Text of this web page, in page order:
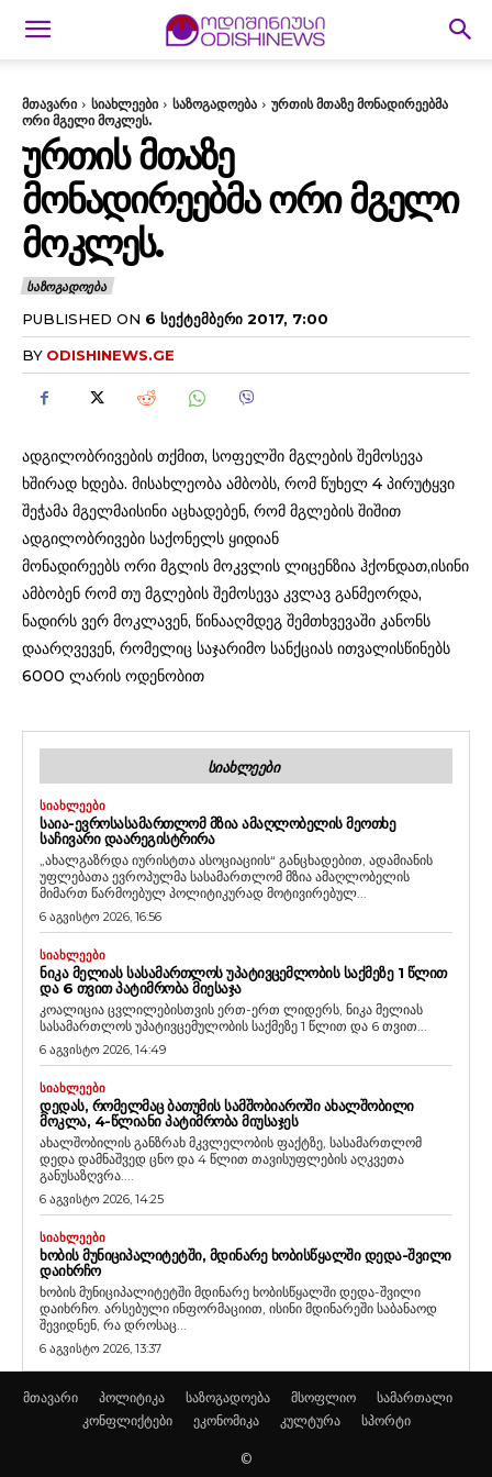
მთავარი სიახლეები საზოგადოება
ურთის მთაზე მონადირეებმა
ორი მგელი მოკლეს.
ᲣᲠᲗᲘᲡ ᲛᲗᲐᲖᲔ
ᲛᲝᲜᲐᲓᲘᲠᲔᲔᲑᲛᲐ ᲝᲠᲘ ᲛᲒᲔᲚᲘ
ᲛᲝᲙᲚᲔᲡ.
ᲡᲐᲖᲝᲒᲐᲓᲝᲔᲑᲐ
PUBLISHED ON 6 ᲡᲔᲥᲢᲔᲛᲑᲔᲠᲘ 2017, 7:00
BY ODISHINEWS.GE
ადგილობრივების თქმით, სოფელში მგლების შემოსევა
ხშირად ხდება. მისახლეობა ამბობს, რომ წუხელ 4 პირუტყვი
შეჭამა მგელმაისინი აცხადებენ, რომ მგლების შიშით
ადგილობრივები საქონელს ყიდიან
მონადირეებს ორი მგლის მოკვლის ლიცენზია ჰქონდათ,ისინი
ამბობენ რომ თუ მგლების შემოსევა კვლავ განმეორდა,
ნადირს ვერ მოკლავენ, წინააღმდეგ შემთხვევაში კანონს
დაარღვევენ, რომელიც საჯარიმო სანქციას ითვალისწინებს
6000 ლარის ოდენობით
ᲡᲘᲐᲮᲚᲔᲔᲑᲘ
ᲡᲘᲐᲮᲚᲔᲔᲑᲘ
ᲡᲐᲘᲐ-ᲔᲕᲠᲝᲡᲐᲡᲐᲛᲐᲠᲗᲚᲝᲛ ᲛᲖᲘᲐ ᲐᲛᲐᲦᲚᲝᲑᲔᲚᲘᲡ ᲛᲔᲝᲗᲮᲔ
ᲡᲐᲩᲘᲕᲐᲠᲘ ᲓᲐᲐᲠᲔᲒᲘᲡᲢᲠᲘᲠᲐ
„ახალგაზრდა იურისტთა ასოციაციის“ განცხადებით, ადამიანის
უფლებათა ევროპულმა სასამართლომ მზია ამაღლობელის
მიმართ წარმოებულ პოლიტიკურად მოტივირებულ...
6 აგვისტო 2026, 16:56
ᲡᲘᲐᲮᲚᲔᲔᲑᲘ
ᲜᲘᲙᲐ ᲛᲔᲚᲘᲐᲡ ᲡᲐᲡᲐᲛᲐᲠᲗᲚᲝᲡ ᲣᲞᲐᲢᲘᲕᲪᲔᲛᲚᲝᲑᲘᲡ ᲡᲐᲥᲛᲔᲖᲔ 1 ᲬᲚᲘᲗ
ᲓᲐ 6 ᲗᲕᲘᲗ ᲞᲐᲢᲘᲛᲠᲝᲑᲐ ᲛᲘᲔᲡᲐᲯᲐ
კოალიცია ცვლილებისთვის ერთ-ერთ ლიდერს, ნიკა მელიას
სასამართლოს უპატივცემულობის საქმეზე 1 წლით და 6 თვით...
6 აგვისტო 2026, 14:49
ᲡᲘᲐᲮᲚᲔᲔᲑᲘ
ᲓᲔᲓᲐᲡ, ᲠᲝᲛᲔᲚᲛᲐᲪ ᲑᲐᲗᲣᲛᲘᲡ ᲡᲐᲛᲨᲝᲑᲘᲐᲠᲝᲨᲘ ᲐᲮᲐᲚᲨᲝᲑᲘᲚᲘ
ᲛᲝᲙᲚᲐ, 4-ᲬᲚᲘᲐᲜᲘ ᲞᲐᲢᲘᲛᲠᲝᲑᲐ ᲛᲘᲣᲡᲐᲯᲔᲡ
ახალშობილის განზრახ მკვლელობის ფაქტზე, სასამართლომ
დედა დამნაშვედ ცნო და 4 წლით თავისუფლების აღკვეთა
განუსაზღვრა....
6 აგვისტო 2026, 14:25
ᲡᲘᲐᲮᲚᲔᲔᲑᲘ
ᲮᲝᲑᲘᲡ ᲛᲣᲜᲘᲪᲘᲞᲐᲚᲘᲢᲔᲢᲨᲘ, ᲛᲓᲘᲜᲐᲠᲔ ᲮᲝᲑᲘᲡᲬᲧᲐᲚᲨᲘ ᲓᲔᲓᲐ-ᲨᲕᲘᲚᲘ
ᲓᲐᲘᲮᲠᲩᲝ
ხობის მუნიციპალიტეტში მდინარე ხობისწყალში დედა-შვილი
დაიხრჩო. არსებული ინფორმაციით, ისინი მდინარეში საბანაოდ
შევიდნენ, რა დროსაც...
6 აგვისტო 2026, 13:37
მთავარი პოლიტიკა საზოგადოება მსოფლიო
სამართალი
კონფლიქტები
ეკონომიკა კულტურა სპორტი
©